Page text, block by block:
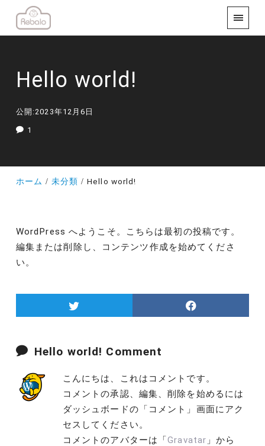
Hello world!
公開:2023年12月6日
1
ホーム 未分類 Hello world!
WordPress へようこそ。こちらは最初の投稿です。
編集または削除し、コンテンツ作成を始めてくださ
い。
Hello world! Comment
こんにちは、これはコメントです。
コメントの承認、編集、削除を始めるには
ダッシュボードの「コメント」画面にアク
セスしてください。
コメントのアバターは「Gravatar 」から